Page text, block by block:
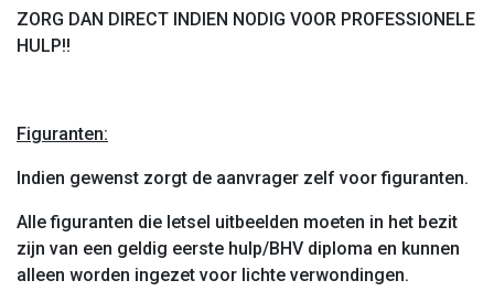
ZORG DAN DIRECT INDIEN NODIG VOOR PROFESSIONELE
HULP!!
Figuranten:
Indien gewenst zorgt de aanvrager zelf voor figuranten.
Alle figuranten die letsel uitbeelden moeten in het bezit
zijn van een geldig eerste hulp/BHV diploma en kunnen
alleen worden ingezet voor lichte verwondingen.